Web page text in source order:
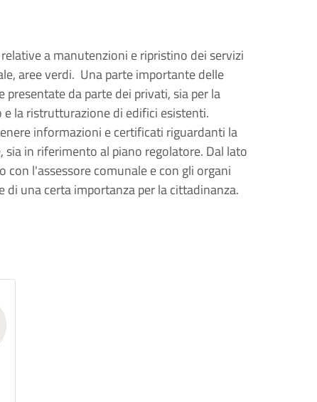
a manutenzioni e ripristino dei servizi
aree verdi. Una parte importante delle
da parte dei privati, sia per la
la ristrutturazione di edifici esistenti.
informazioni e certificati riguardanti la
in riferimento al piano regolatore. Dal lato
l'assessore comunale e con gli organi
una certa importanza per la cittadinanza.